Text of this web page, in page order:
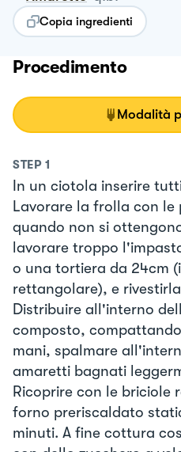
Copia ingredienti
Procedimento
Modalità
STEP 1
In un ciotola inserire
Lavorare la frolla con
quando non si
lavorare troppo
o una tortiera da 24cm
rettangolare), e
Distribuire all'interno
composto,
mani, spalmare
amaretti bagnati
Ricoprire con le briciole
forno preriscaldato
minuti. A fine cottura